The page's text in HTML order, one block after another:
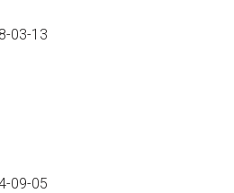
03-13
09-05